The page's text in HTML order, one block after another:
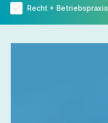
Recht + Betriebspraxis